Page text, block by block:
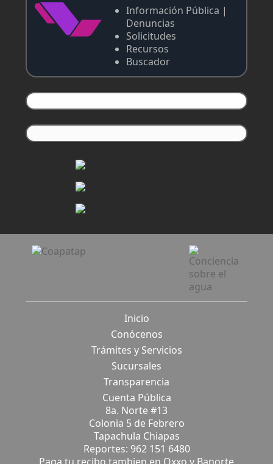
Información Pública |
Denuncias
Solicitudes
Recursos
Buscador
Inicio
Conócenos
Trámites y Servicios
Sucursales
Transparencia
Cuenta Pública
8a. Norte #13
Colonia 5 de Febrero
Tapachula Chiapas
Reportes: 962 151 6480